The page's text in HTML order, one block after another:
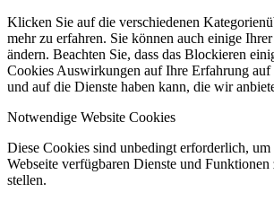
Klicken Sie auf die verschiedenen
mehr zu erfahren. Sie können auch einige
ändern. Beachten Sie, dass das Blockieren
Cookies Auswirkungen auf Ihre Erfahrung auf
und auf die Dienste haben kann, die wir
Notwendige Website Cookies
Diese Cookies sind unbedingt erforderlich, um
Webseite verfügbaren Dienste und
stellen.